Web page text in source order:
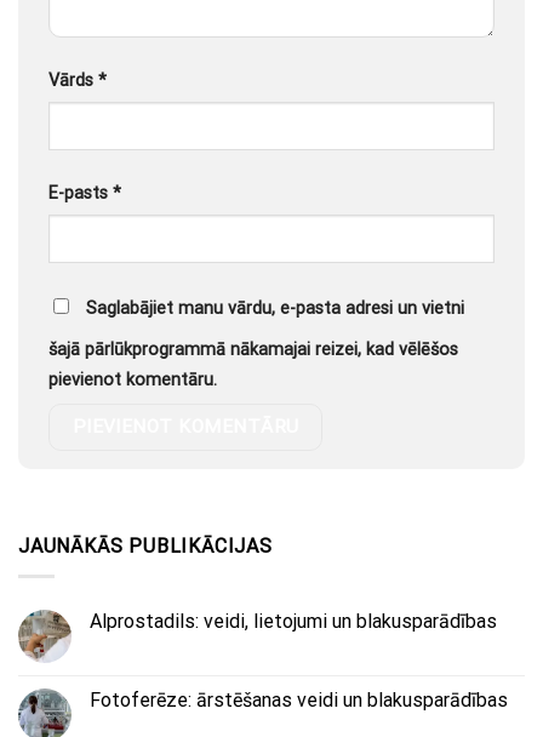
Vārds *
E-pasts *
Saglabājiet manu vārdu, e-pasta adresi un vietni
šajā pārlūkprogrammā nākamajai reizei, kad vēlēšos
pievienot komentāru.
JAUNĀKĀS PUBLIKĀCIJAS
Alprostadils: veidi, lietojumi un blakusparādības
Fotoferēze: ārstēšanas veidi un blakusparādības